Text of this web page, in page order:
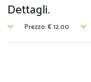
Dettagli.
Prezzo:€12.00